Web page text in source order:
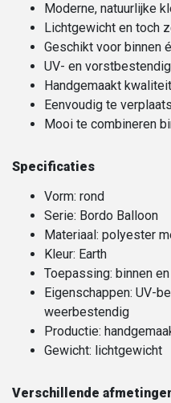
Moderne, natuurlijke
Lichtgewicht en toch
Geschikt voor binnen
UV- en vorstbestendig
Handgemaakt
Eenvoudig te
Mooi te combineren
Specificaties
Vorm: rond
Serie: Bordo Balloon
Materiaal: polyester
Kleur: Earth
Toepassing: binnen
Eigenschappen: UV-
weerbestendig
Productie:
Gewicht: lichtgewicht
Verschillende